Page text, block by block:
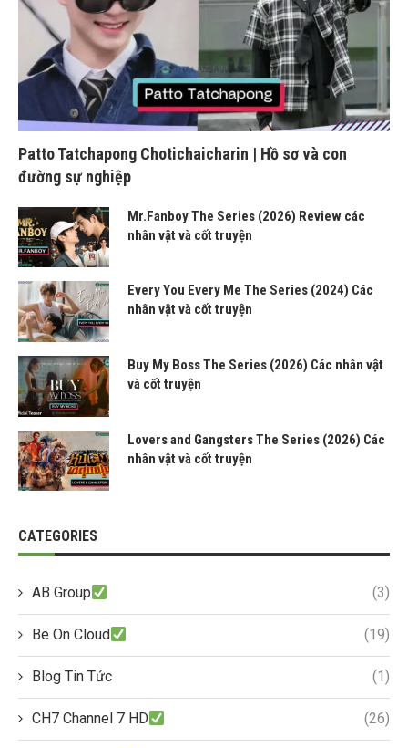
Patto Tatchapong Chotichaicharin | Hồ sơ và con
đường sự nghiệp
Mr.Fanboy The Series (2026) Review các
nhân vật và cốt truyện
Every You Every Me The Series (2024) Các
nhân vật và cốt truyện
Buy My Boss The Series (2026) Các nhân vật
và cốt truyện
Lovers and Gangsters The Series (2026) Các
nhân vật và cốt truyện
CATEGORIES
AB Group (3)
Be On Cloud (19)
Blog Tin Tức (1)
CH7 Channel 7 HD (26)